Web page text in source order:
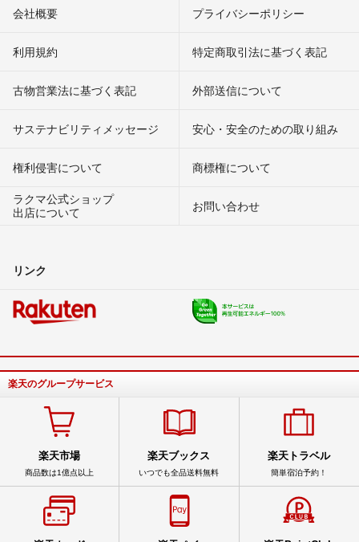
会社概要 プライバシーポリシー
利用規約 特定商取引法に基づく表記
古物営業法に基づく表記 外部送信について
サステナビリティメッセージ 安心・安全のための取り組み
権利侵害について
商標権について
ラクマ公式ショップ
出店について
お問い合わせ
リンク
楽天のグループサービス
楽天市場
商品数は1億点以上
楽天ブックス
いつでも全品送料無料
楽天トラベル
簡単宿泊予約！